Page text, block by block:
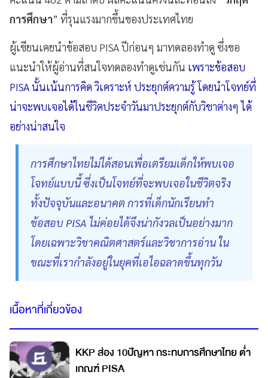
การศึกษา” ที่รุนแรงมากขึ้นของประเทศไทย
ผู้เขียนเคยนำข้อสอบ PISA ปีก่อนๆ มาทดลองทำดู ซึ่งขอ
แนะนำให้ผู้อ่านที่สนใจทดลองทำดูเช่นกัน เพราะข้อสอบ
PISA นั้นเน้นการคิด วิเคราะห์ ประยุกต์ความรู้ โดยนำโจทย์ที่
น่าจะพบเจอได้ในชีวิตประจำวันมาประยุกต์กับวิชาต่างๆ ได้
อย่างน่าสนใจ
การศึกษาไทยไม่ได้สอนเพื่อเตรียมเด็กให้พบเจอ
โจทย์แบบนี้ ซึ่งเป็นโจทย์ที่จะพบเจอในชีวิตจริง
ทั้งปัจจุบันและอนาคต การที่เด็กนักเรียนทำ
ข้อสอบ PISA ไม่ค่อยได้จึงน่ากังวลเป็นอย่างมาก
โดยเฉพาะวิชาคณิตศาสตร์และวิชาการอ่าน ใน
ขณะที่เรากำลังอยู่ในยุคที่เอไอฉลาดขึ้นทุกวัน
เนื้อหาที่เกี่ยวข้อง
KKP ส่อง 10ปัญหา กระทบการศึกษาไทย ต่ำ
เกณฑ์ PISA